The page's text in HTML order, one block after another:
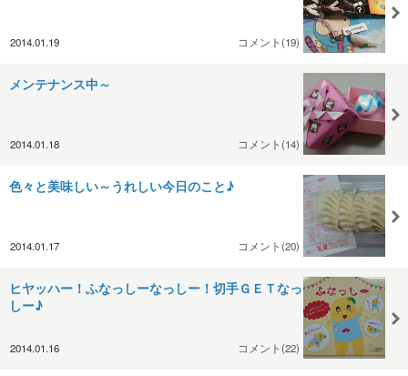
2014.01.19 コメント(19)
メンテナンス中～
2014.01.18 コメント(14)
色々と美味しい～うれしい今日のこと♪
2014.01.17 コメント(20)
ヒヤッハー！ふなっしーなっしー！切手ＧＥＴなっ
しー♪
2014.01.16 コメント(22)